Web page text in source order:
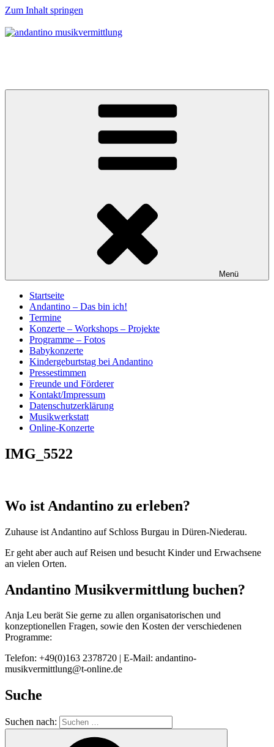
Zum Inhalt springen
Menü
Startseite
Andantino – Das bin ich!
Termine
Konzerte – Workshops – Projekte
Programme – Fotos
Babykonzerte
Kindergeburtstag bei Andantino
Pressestimmen
Freunde und Förderer
Kontakt/Impressum
Datenschutzerklärung
Musikwerkstatt
Online-Konzerte
IMG_5522
Wo ist Andantino zu erleben?
Zuhause ist Andantino auf Schloss Burgau in Düren-Niederau.
Er geht aber auch auf Reisen und besucht Kinder und Erwachsene
an vielen Orten.
Andantino Musikvermittlung buchen?
Anja Leu berät Sie gerne zu allen organisatorischen und
konzeptionellen Fragen, sowie den Kosten der verschiedenen
Programme:
Telefon: +49(0)163 2378720 | E-Mail: andantino-
musikvermittlung@t-online.de
Suche
Suchen nach: